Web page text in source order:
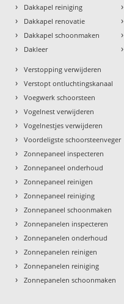
› Dakkapel reiniging
› Dakkapel renovatie
› Dakkapel schoonmaken
› Dakleer
›
›
›
›
› Verstopping verwijderen
› Verstopt ontluchtingskanaal
› Voegwerk schoorsteen
› Vogelnest verwijderen
› Vogelnestjes verwijderen
› Voordeligste schoorsteenveger
› Zonnepaneel inspecteren
› Zonnepaneel onderhoud
› Zonnepaneel reinigen
› Zonnepaneel reiniging
› Zonnepaneel schoonmaken
› Zonnepanelen inspecteren
› Zonnepanelen onderhoud
› Zonnepanelen reinigen
› Zonnepanelen reiniging
› Zonnepanelen schoonmaken